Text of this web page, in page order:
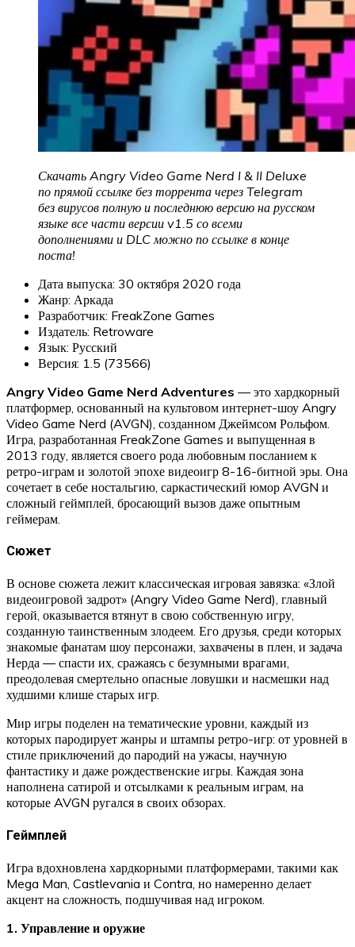
Скачать Angry Video Game Nerd I & II Deluxe
по прямой ссылке без торрента через Telegram
без вирусов полную и последнюю версию на русском
языке все части версии v1.5 со всеми
дополнениями и DLC можно по ссылке в конце
поста!
Дата выпуска: 30 октября 2020 года
Жанр: Аркада
Разработчик: FreakZone Games
Издатель: Retroware
Язык: Русский
Версия: 1.5 (73566)
Angry Video Game Nerd Adventures — это хардкорный
платформер, основанный на культовом интернет-шоу Angry
Video Game Nerd (AVGN), созданном Джеймсом Рольфом.
Игра, разработанная FreakZone Games и выпущенная в
2013 году, является своего рода любовным посланием к
ретро-играм и золотой эпохе видеоигр 8-16-битной эры. Она
сочетает в себе ностальгию, саркастический юмор AVGN и
сложный геймплей, бросающий вызов даже опытным
геймерам.
Сюжет
В основе сюжета лежит классическая игровая завязка: «Злой
видеоигровой задрот» (Angry Video Game Nerd), главный
герой, оказывается втянут в свою собственную игру,
созданную таинственным злодеем. Его друзья, среди которых
знакомые фанатам шоу персонажи, захвачены в плен, и задача
Нерда — спасти их, сражаясь с безумными врагами,
преодолевая смертельно опасные ловушки и насмешки над
худшими клише старых игр.
Мир игры поделен на тематические уровни, каждый из
которых пародирует жанры и штампы ретро-игр: от уровней в
стиле приключений до пародий на ужасы, научную
фантастику и даже рождественские игры. Каждая зона
наполнена сатирой и отсылками к реальным играм, на
которые AVGN ругался в своих обзорах.
Геймплей
Игра вдохновлена хардкорными платформерами, такими как
Mega Man, Castlevania и Contra, но намеренно делает
акцент на сложность, подшучивая над игроком.
1. Управление и оружие